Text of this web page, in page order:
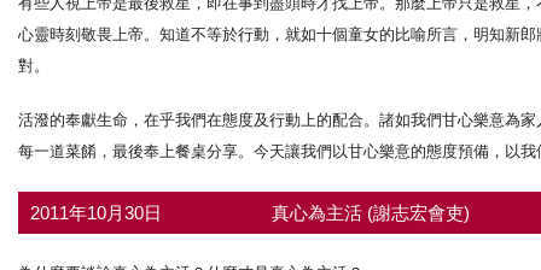
心靈時刻敬畏上帝。知道不等於行動，就如十個童女的比喻所言，明知新
對。
活潑的奉獻生命，在乎我們在態度及行動上的配合。諸如我們甘心樂意為
每一道菜餚，最後奉上餐桌分享。今天讓我們以甘心樂意的態度預備，以
2011年10月30日 真心為主活 (謝志宏會吏)